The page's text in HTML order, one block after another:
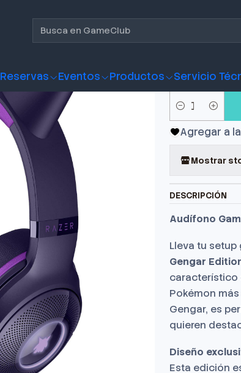
Reservas Eventos Productos Servicio
Kitty
Cantidad
Agregar a
Mostrar
DESCRIPCIÓN
Audífono
Lleva tu
Gengar
característico
Pokémon
Gengar, es
quieren
Diseño
Esta edición